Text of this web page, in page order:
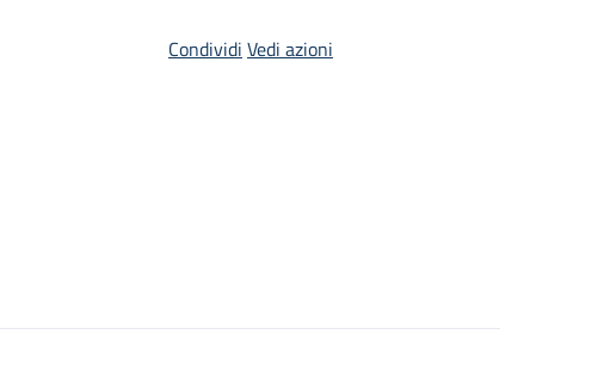
Condividi Vedi azioni